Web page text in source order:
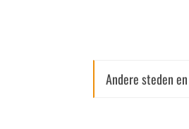
Andere steden